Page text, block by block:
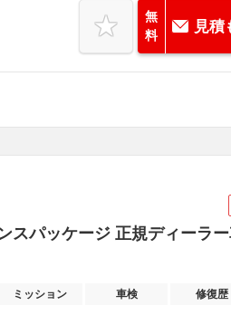
無
料
見積
スパッケージ 正規ディーラ
ミッション 車検 修復歴